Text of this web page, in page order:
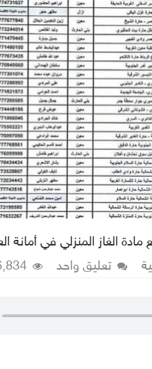
الغاز المنزلي في أمانة
تعليق واحد 6,834